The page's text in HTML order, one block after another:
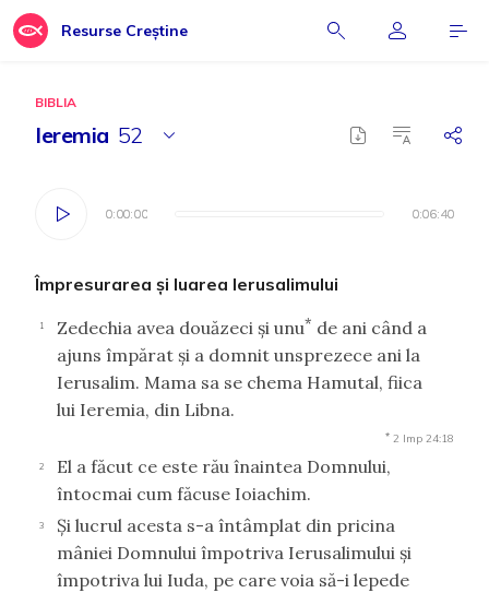
Resurse Creștine
BIBLIA
Ieremia 52
0:00:00 0:06:40
0:00:00 0:06:40
Împresurarea şi luarea Ierusalimului
1 Zedechia avea douăzeci şi unu* de ani când a
ajuns împărat şi a domnit unsprezece ani la
Ierusalim. Mama sa se chema Hamutal, fiica
lui Ieremia, din Libna.
* 2 Imp 24:18
2
El a făcut ce este rău înaintea Domnului,
întocmai cum făcuse Ioiachim.
3
Şi lucrul acesta s-a întâmplat din pricina
mâniei Domnului împotriva Ierusalimului şi
împotriva lui Iuda, pe care voia să-i lepede